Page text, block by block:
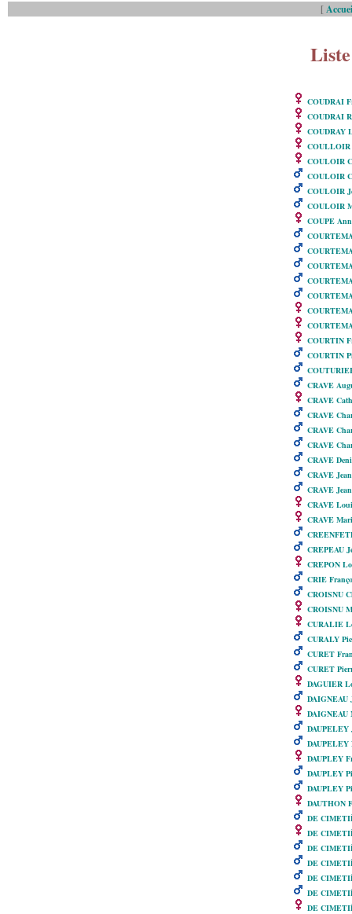
[
COUDRAI
COUDRAI
COUDRAY
COULLOIR
COULOIR
COULOIR
COULOIR
COULOIR
COUPE
COURTIN
COURTIN
CRAVE
CRAVE
CRAVE
CRAVE
CRAVE
CRAVE
CRAVE Jean
CRAVE
CRAVE
CRAVE
CREPEAU
CREPON
CRIE
CROISNU
CROISNU
CURALIE
CURALY
CURET
CURET
DAGUIER
DAIGNEAU
DAIGNEAU
DAUPELEY
DAUPELEY
DAUPLEY
DAUPLEY
DAUPLEY
DAUTHON
DE
DE
DE
DE
DE
DE
DE